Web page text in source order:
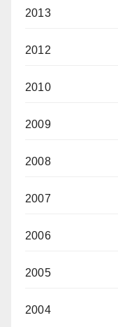
2013
2012
2010
2009
2008
2007
2006
2005
2004